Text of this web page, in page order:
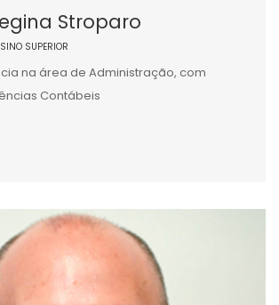
Stroparo
SUPERIOR
na área de Administração, com
Contábeis